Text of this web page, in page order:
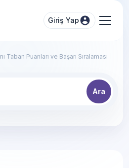
Giriş Yap
Taban Puanları ve Başarı Sıralaması
Ara